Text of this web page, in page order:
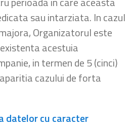
sau intarziata. In cazul
Organizatorul este
acestuia
in termen de 5 (cinci)
cazului de forta
datelor cu caracter